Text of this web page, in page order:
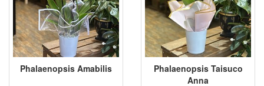
Phalaenopsis Amabilis
Phalaenopsis Taisuco
Anna